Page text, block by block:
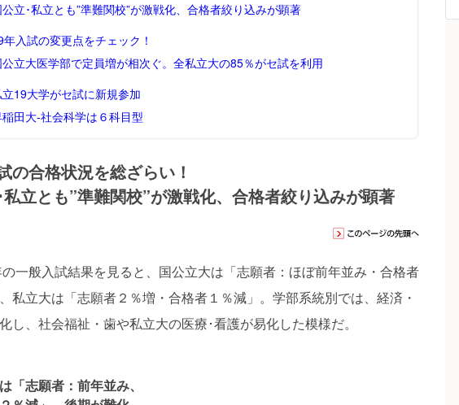
公立･私立とも”準難関校”が激戦化、合格者絞り込みが顕著
年入試の変更点をチェック！
公立大医学部で定員増が相次ぐ。全私立大の85％がセ試を利用
19大学がセ試に新規参加
田大‐社会科学は６科目型
の合格状況を総ざらい！
立とも”準難関校”が激戦化、合格者絞り込みが顕著
一般入試結果を見ると、国公立大は「志願者：ほぼ前年並み・合格者
私立大は「志願者２％増・合格者１％減」。学部系統別では、経済・
し、社会福祉・歯や私立大の医療･看護が易化した模様だ。
「志願者：前年並み、